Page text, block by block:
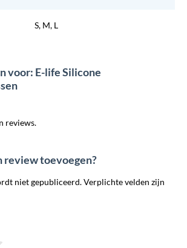
S, M, L
voor: E-life Silicone
reviews.
review toevoegen?
niet gepubliceerd. Verplichte velden zijn